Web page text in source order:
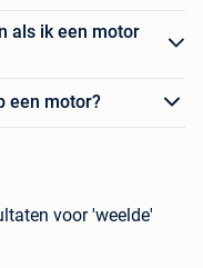
als ik een motor
een motor?
voor 'weelde'